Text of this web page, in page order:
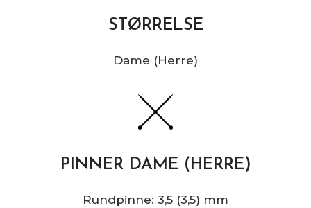
STØRRELSE
Dame (Herre)
PINNER DAME (HERRE)
Rundpinne: 3,5 (3,5) mm